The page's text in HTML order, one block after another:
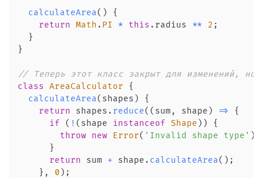
calculateArea( )
{
return Math . PI * this . radius ** 2 ;
}
}
// Теперь этот класс закрыт для изменений, но
class AreaCalculator
{
calculateArea( shapes )
{
return shapes . reduce( ( sum , shape ) =>
{
if
( ! ( shape instanceof Shape ) )
{
throw new Error( 'Invalid shape type' )
}
return sum + shape . calculateArea( ) ;
} , 0 ) ;